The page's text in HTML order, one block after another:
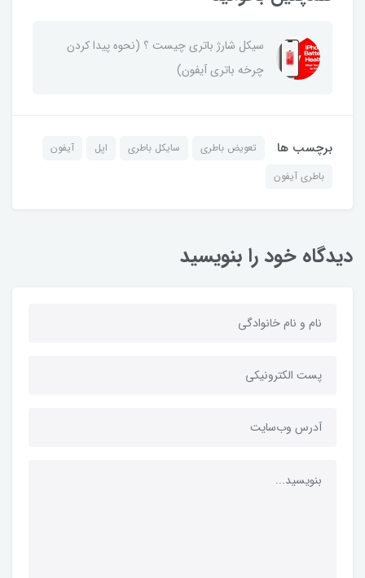
سیکل شارژ باتری چیست ؟ (نحوه پیدا کردن
چرخه باتری آیفون)
برچسب ها تعویض باطری سایکل باطری اپل
آیفون
باطری آیفون
دیدگاه خود را بنویسید